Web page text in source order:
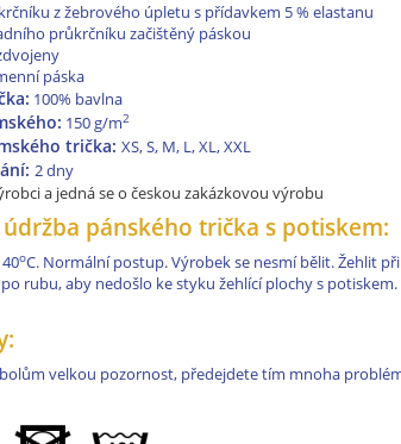
z žebrového úpletu s přídavkem 5 % elastanu
průkrčníku začištěný páskou
páska
100% bavlna
150 g/m2
trička: XS, S, M, L, XL, XXL
2 dny
a jedná se o českou zakázkovou výrobu
údržba pánského trička s potiskem:
oC. Normální postup. Výrobek se nesmí bělit. Žehlit
rubu, aby nedošlo ke styku žehlící plochy s
velkou pozornost, předejdete tím mnoha